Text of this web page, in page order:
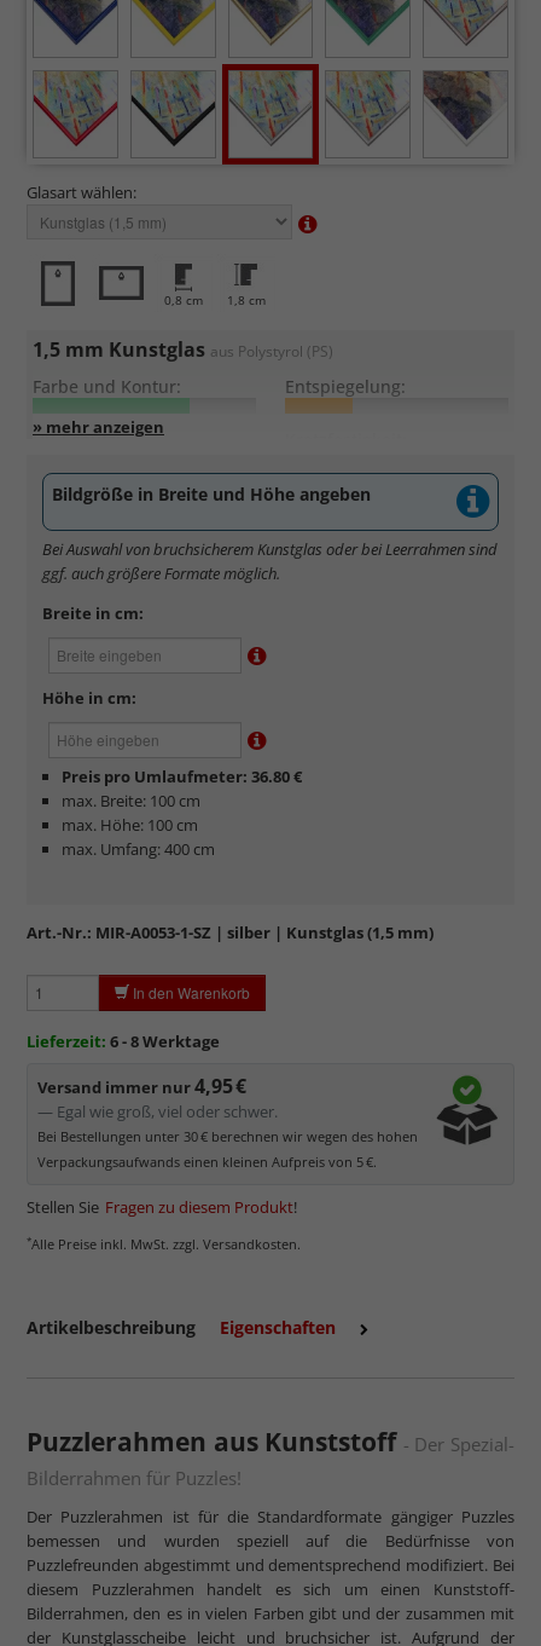
Glasart wählen:
0,8 cm 1,8 cm
1,5 mm Kunstglas aus Polystyrol (PS)
Farbe und Kontur: Entspiegelung:
UV-Schutz:
Sehr leicht und bruchsicher, daher auch für große Formate
Kontraste und Konturen gut erkennbar, da hohe
Lichtdurchlässigkeit.
Sehr kratzempfindlich
Elektrostatisch
geladen, daher werden Staub und feine
Partikel angezogen.
Bildgröße in Breite und Höhe angeben
Bei Auswahl von bruchsicherem Kunstglas oder bei Leerrahmen sind
ggf. auch größere Formate möglich.
Breite in cm:
Höhe in cm:
Preis pro Umlaufmeter: 36.80 €
max. Breite: 100 cm
max. Höhe: 100 cm
max. Umfang: 400 cm
Art.-Nr.: MIR-A0053-1-SZ | silber | Kunstglas (1,5 mm)
In den Warenkorb
Lieferzeit: 6 - 8 Werktage
Versand immer nur4,95 €
— Egal wie groß, viel oder schwer.
Bei Bestellungen unter 30 € berechnen wir wegen des hohen
Verpackungsaufwands einen kleinen Aufpreis von 5 €.
Stellen Sie Fragen zu diesem Produkt!
*Alle Preise inkl. MwSt. zzgl. Versandkosten.
Artikelbeschreibung Eigenschaften
Puzzlerahmen aus Kunststoff - Der Spezial-
Bilderrahmen für Puzzles!
Der Puzzlerahmen ist für die Standardformate gängiger Puzzles
bemessen und wurden speziell auf die Bedürfnisse von
Puzzlefreunden abgestimmt und dementsprechend modifiziert. Bei
diesem Puzzlerahmen handelt es sich um einen Kunststoff-
Bilderrahmen, den es in vielen Farben gibt und der zusammen mit
der Kunstglasscheibe leicht und bruchsicher ist. Aufgrund der